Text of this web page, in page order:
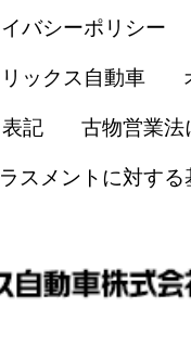
バシーポリシー
ックス自動車
記 古物営業法
スメントに対する